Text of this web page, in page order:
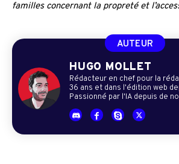
familles concernant la propreté et
AUTEUR
HUGO MOLLET
Rédacteur en chef pour la
36 ans et dans l'édition web
Passionné par l'IA depuis de